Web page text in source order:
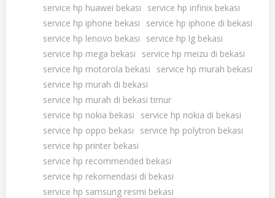
service hp huawei bekasi
service hp infinix bekasi
service hp iphone bekasi
service hp iphone di bekasi
service hp lenovo bekasi
service hp lg bekasi
service hp mega bekasi
service hp meizu di bekasi
service hp motorola bekasi
service hp murah bekasi
service hp murah di bekasi
service hp murah di bekasi timur
service hp nokia bekasi
service hp nokia di bekasi
service hp oppo bekasi
service hp polytron bekasi
service hp printer bekasi
service hp recommended bekasi
service hp rekomendasi di bekasi
service hp samsung resmi bekasi